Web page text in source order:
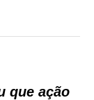
que ação